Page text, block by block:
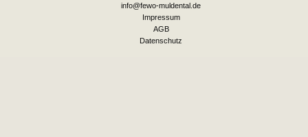
info@fewo-muldental.de
Impressum
AGB
Datenschutz